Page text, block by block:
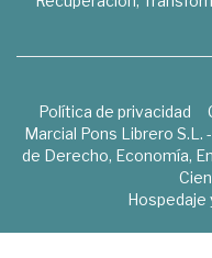
Política de privacidad
Marcial Pons Librero
de Derecho, Economía,
Hospedaje